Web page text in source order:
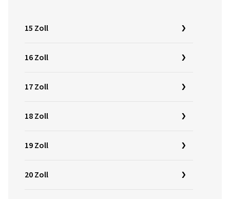
15 Zoll
16 Zoll
17 Zoll
18 Zoll
19 Zoll
20 Zoll